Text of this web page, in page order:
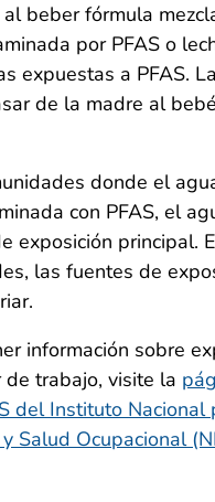
beber fórmula
por PFAS o
expuestas a PFAS.
de la madre al
donde el
con PFAS, el
exposición principal.
las fuentes de
información sobre
trabajo, visite la
del Instituto Nacional
Salud Ocupacional